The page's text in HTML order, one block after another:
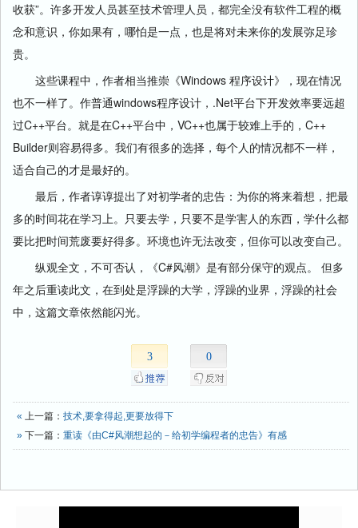
收获”。许多开发人员甚至技术管理人员，都完全没有软件工程的概
念和意识，你如果有，哪怕是一点，也是将对未来你的发展弥足珍
贵。
这些课程中，作者相当推崇《Windows 程序设计》，现在情况
也不一样了。作普通windows程序设计，.Net平台下开发效率要远超
过C++平台。就是在C++平台中，VC++也属于较难上手的，C++
Builder则容易得多。我们有很多的选择，每个人的情况都不一样，
适合自己的才是最好的。
最后，作者谆谆提出了对初学者的忠告：为你的将来着想，把最
多的时间花在学习上。只要去学，只要不是学害人的东西，学什么都
要比把时间荒废要好得多。环境也许无法改变，但你可以改变自己。
纵观全文，不可否认，《C#风潮》是有部分保守的观点。 但多
年之后重读此文，在到处是浮躁的大学，浮躁的业界，浮躁的社会
中，这篇文章依然能闪光。
3 0
« 上一篇： 技术,要拿得起,更要放得下
» 下一篇： 重读《由C#风潮想起的－给初学编程者的忠告》有感